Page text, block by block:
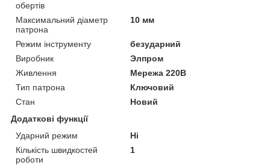
обертів
Максимальний діаметр
патрона
10 мм
Режим інструменту
безударний
Виробник
Элпром
Живлення
Мережа 220В
Тип патрона
Ключовий
Стан
Новий
Додаткові функції
Ударний режим
Ні
Кількість швидкостей
роботи
1